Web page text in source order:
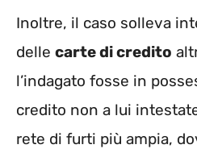
Inoltre, il caso solleva
delle carte di credito
l’indagato fosse in
credito non a lui
rete di furti più ampia,